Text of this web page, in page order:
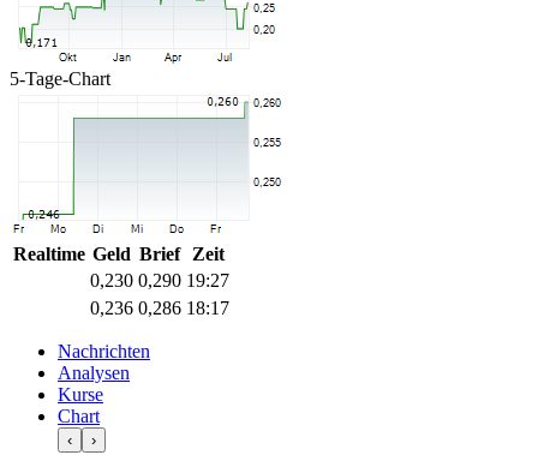
5-Tage-Chart
Realtime Geld Brief
Zeit
0,230 0,290 19:27
0,236 0,286 18:17
Nachrichten
Analysen
Kurse
Chart
‹ ›